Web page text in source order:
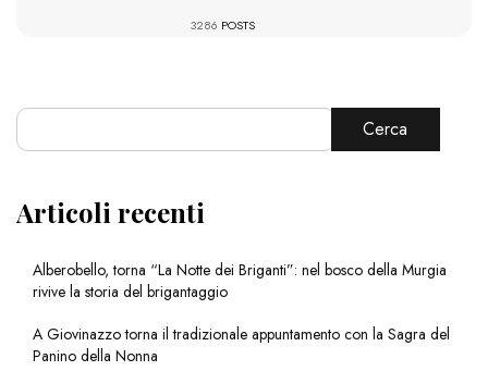
3286 POSTS
Cerca
Articoli recenti
Alberobello, torna “La Notte dei Briganti”: nel bosco della Murgia
rivive la storia del brigantaggio
A Giovinazzo torna il tradizionale appuntamento con la Sagra del
Panino della Nonna